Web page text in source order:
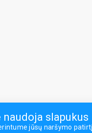
naudoja slapukus
jūsų naršymo